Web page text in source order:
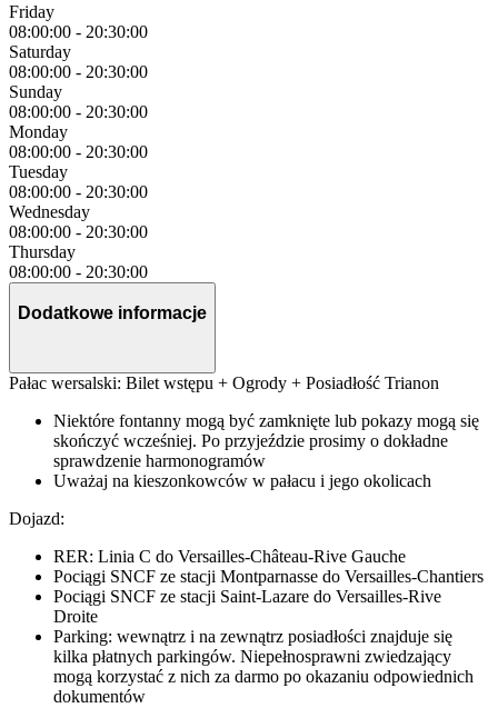
Friday
08:00:00 - 20:30:00
Saturday
08:00:00 - 20:30:00
Sunday
08:00:00 - 20:30:00
Monday
08:00:00 - 20:30:00
Tuesday
08:00:00 - 20:30:00
Wednesday
08:00:00 - 20:30:00
Thursday
08:00:00 - 20:30:00
Dodatkowe informacje
Pałac wersalski: Bilet wstępu + Ogrody + Posiadłość Trianon
Niektóre fontanny mogą być zamknięte lub pokazy mogą się
skończyć wcześniej. Po przyjeździe prosimy o dokładne
sprawdzenie harmonogramów
Uważaj na kieszonkowców w pałacu i jego okolicach
Dojazd:
RER: Linia C do Versailles-Château-Rive Gauche
Pociągi SNCF ze stacji Montparnasse do Versailles-Chantiers
Pociągi SNCF ze stacji Saint-Lazare do Versailles-Rive
Droite
Parking: wewnątrz i na zewnątrz posiadłości znajduje się
kilka płatnych parkingów. Niepełnosprawni zwiedzający
mogą korzystać z nich za darmo po okazaniu odpowiednich
dokumentów